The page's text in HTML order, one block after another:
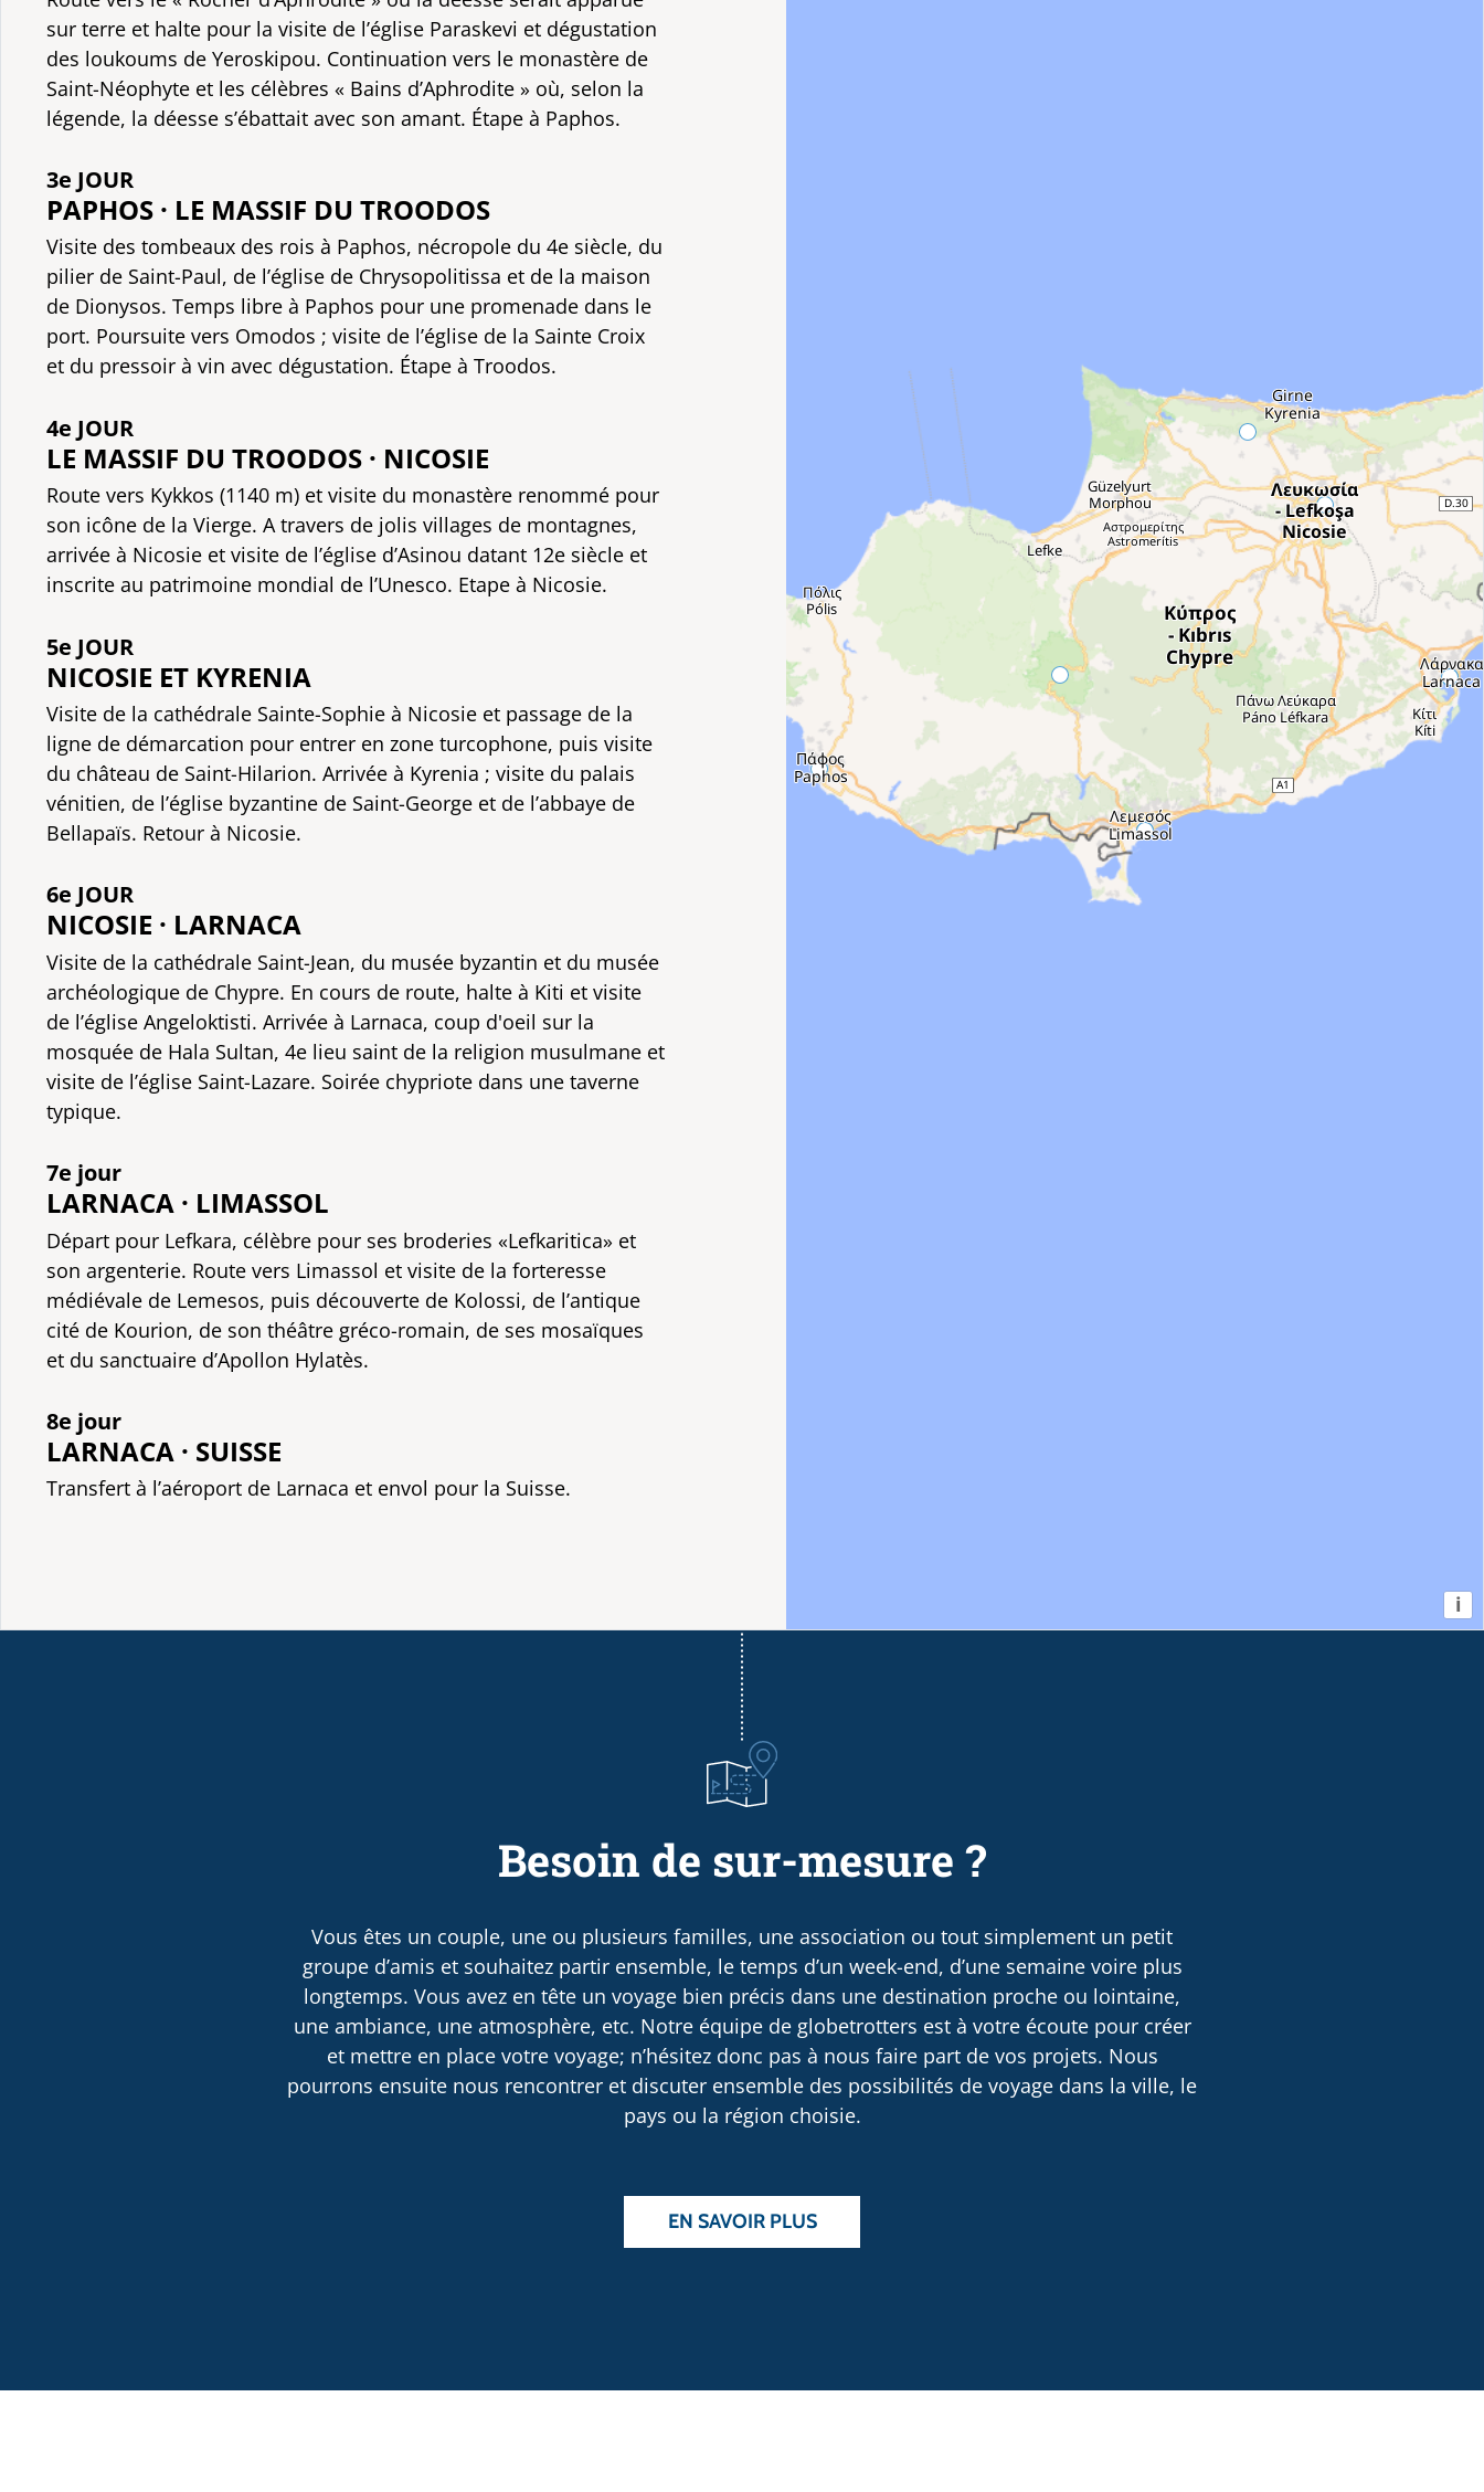
i
sur terre et halte pour la visite de l’église Paraskevi et dégustation
des loukoums de Yeroskipou. Continuation vers le monastère de
Saint-Néophyte et les célèbres « Bains d’Aphrodite » où, selon la
légende, la déesse s’ébattait avec son amant. Étape à Paphos.
3e JOUR
PAPHOS · LE MASSIF DU TROODOS
Visite des tombeaux des rois à Paphos, nécropole du 4e siècle, du
pilier de Saint-Paul, de l’église de Chrysopolitissa et de la maison
de Dionysos. Temps libre à Paphos pour une promenade dans le
port. Poursuite vers Omodos ; visite de l’église de la Sainte Croix
et du pressoir à vin avec dégustation. Étape à Troodos.
4e JOUR
LE MASSIF DU TROODOS · NICOSIE
Route vers Kykkos (1140 m) et visite du monastère renommé pour
son icône de la Vierge. A travers de jolis villages de montagnes,
arrivée à Nicosie et visite de l’église d’Asinou datant 12e siècle et
inscrite au patrimoine mondial de l’Unesco. Etape à Nicosie.
5e JOUR
NICOSIE ET KYRENIA
Visite de la cathédrale Sainte-Sophie à Nicosie et passage de la
ligne de démarcation pour entrer en zone turcophone, puis visite
du château de Saint-Hilarion. Arrivée à Kyrenia ; visite du palais
vénitien, de l’église byzantine de Saint-George et de l’abbaye de
Bellapaïs. Retour à Nicosie.
6e JOUR
NICOSIE · LARNACA
Visite de la cathédrale Saint-Jean, du musée byzantin et du musée
archéologique de Chypre. En cours de route, halte à Kiti et visite
de l’église Angeloktisti. Arrivée à Larnaca, coup d'oeil sur la
mosquée de Hala Sultan, 4e lieu saint de la religion musulmane et
visite de l’église Saint-Lazare. Soirée chypriote dans une taverne
typique.
7e jour
LARNACA · LIMASSOL
Départ pour Lefkara, célèbre pour ses broderies «Lefkaritica» et
son argenterie. Route vers Limassol et visite de la forteresse
médiévale de Lemesos, puis découverte de Kolossi, de l’antique
cité de Kourion, de son théâtre gréco-romain, de ses mosaïques
et du sanctuaire d’Apollon Hylatès.
8e jour
LARNACA · SUISSE
Transfert à l’aéroport de Larnaca et envol pour la Suisse.
Besoin de sur-mesure ?
Vous êtes un couple, une ou plusieurs familles, une association ou tout simplement un petit
groupe d’amis et souhaitez partir ensemble, le temps d’un week-end, d’une semaine voire plus
longtemps. Vous avez en tête un voyage bien précis dans une destination proche ou lointaine,
une ambiance, une atmosphère, etc. Notre équipe de globetrotters est à votre écoute pour créer
et mettre en place votre voyage; n’hésitez donc pas à nous faire part de vos projets. Nous
pourrons ensuite nous rencontrer et discuter ensemble des possibilités de voyage dans la ville, le
pays ou la région choisie.
EN SAVOIR PLUS